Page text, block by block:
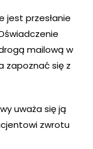
jest przesłanie
mailową w
zapoznać się z
uważa się ją
zwrotu